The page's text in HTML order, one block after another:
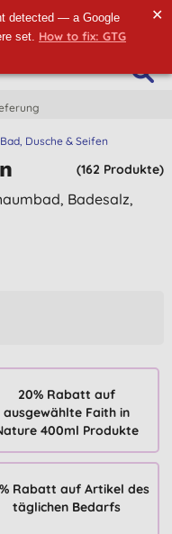
detected — a Google
set. How to fix: GTG
✕
Bad, Dusche & Seifen
(162 Produkte)
Badesalz,
20% Rabatt auf
ausgewählte Faith in
400ml Produkte
Rabatt auf Artikel des
täglichen Bedarfs